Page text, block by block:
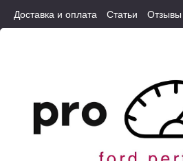
Доставка и оплата Статьи Отзывы